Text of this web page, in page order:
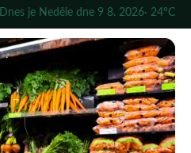
Dnes je Neděle dne 9 8. 2026· 24°C